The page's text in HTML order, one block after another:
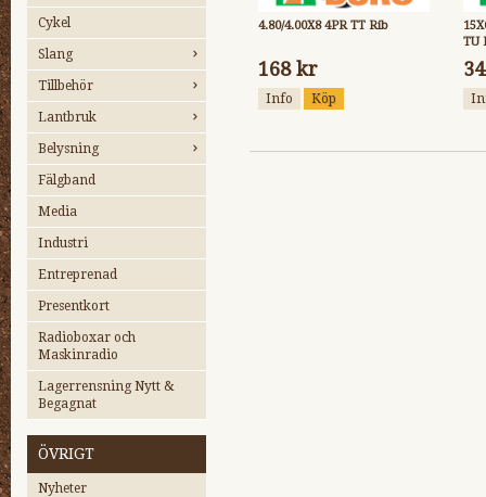
Cykel
Slang
Tillbehör
Lantbruk
Belysning
Fälgband
Media
Industri
Entreprenad
Presentkort
Radioboxar och
Maskinradio
Lagerrensning Nytt &
Begagnat
ÖVRIGT
Nyheter
4.80/4.00X8 4PR TT Rib
168 kr
Info Köp
TU